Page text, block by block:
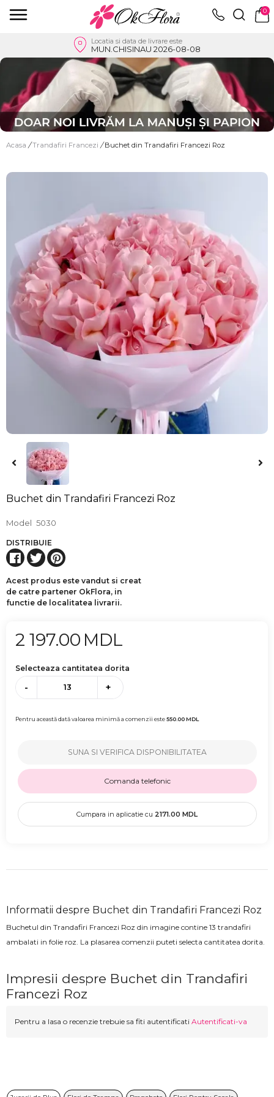
0
Locatia si data de livrare este
MUN.CHISINAU 2026-08-08
Acasa / Trandafiri Francezi / Buchet din Trandafiri Francezi Roz
Buchet din Trandafiri Francezi Roz
Model 5030
DISTRIBUIE
Acest produs este vandut si creat
de catre partener OkFlora, in
functie de localitatea livrarii.
2 197.00 MDL
Selecteaza cantitatea dorita
- +
Pentru această dată valoarea minimă a comenzii este550.00MDL
SUNA SI VERIFICA DISPONIBILITATEA
Comanda telefonic
Cumpara in aplicatie cu 2171.00 MDL
Informatii despre Buchet din Trandafiri Francezi Roz
Buchetul din Trandafiri Francezi Roz din imagine contine 13 trandafiri
ambalati in folie roz. La plasarea comenzii puteti selecta cantitatea dorita.
Impresii despre Buchet din Trandafiri
Francezi Roz
Pentru a lasa o recenzie trebuie sa fiti autentificati Autentificati-va